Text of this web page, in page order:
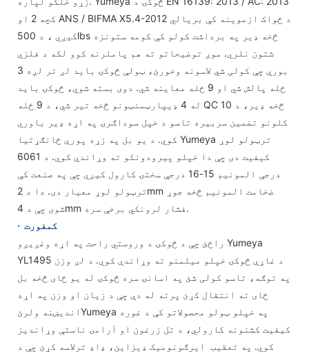
کچه 2 او ANS / BIFMA X5.4-2012 د ځواک ازموینه کې بریالي
کیږي ، د 500lbs څخه ډیر په برداشت کولو کې کومه ستونزه
شتون نلري. موږ توضیحاتو ته هم پاملرنه کوو لکه د فلزي
بورې چې کولی شي لاسونه وخورئ، ټولې څوکۍ باید لږ تر لږه 3
ځله پالش شي او 9 ځله معاینه شي. دوی بسته شوي، څوکۍ باید
له 4 ډیپارټمنټونو څخه تیر شي، د 9 ځله QC څخه ډیر، د 10
کلونو تضمین سربیره تاسو د خپل سوداګرۍ په اړه ډیر باوري
کوي. د یو بل په زړه پورې ځانګړتیا Yumeya ترټولو لوړ
کیفیت دی چې دا خپلو پیرودونکو ته وړاندې کوي. د 6061
درجې المونیم 15-16 درجې سختۍ کارول کیږي چې په صنعت کې
ترټولو لوړ معیار دی. دا د 2mm ضخامت المونیم څخه جوړ
شوی چې د 4mm فشار لرونکي برخې سره.
· کمفورت
راځئ چې د څوکۍ د وروستي راحت په اړه وغږیږو Yumeya
YL1495 د غاړې څوکۍ خپلو میلمنو ته وړاندې کوي. د لږ وزن
په توګه، تاسو کولی شئ په اسانۍ سره څوکۍ له یو ځای څخه بل
ځای ته انتقال کړئ پرته له دې چې د زیان او وزن په اړه
اندیښنه ولرئYumeya په خپلو ټولو محصولاتو کې د غوره
کیفیت کشنونه کارولي، د تل زرغون او آرامۍ ناستې وړاندیز
کوي. په تعقیب ایرګونومیک ډیزاین، ډاډ ترلاسه کړئ چې د